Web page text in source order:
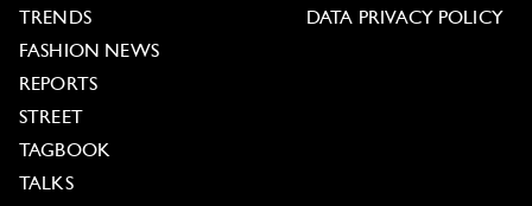
TRENDS
FASHION NEWS
REPORTS
STREET
TAGBOOK
TALKS
DATA PRIVACY POLICY